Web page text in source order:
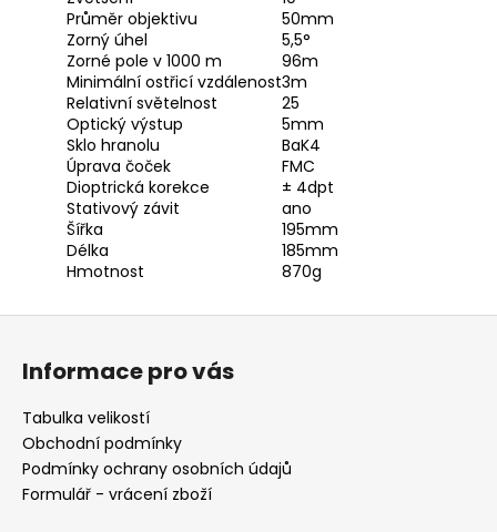
Průměr objektivu
50mm
Zorný úhel
5,5°
Zorné pole v 1000 m
96m
Minimální ostřicí vzdálenost3m
Relativní světelnost
25
Optický výstup
5mm
Sklo hranolu
BaK4
Úprava čoček
FMC
Dioptrická korekce
± 4dpt
Stativový závit
ano
Šířka
195mm
Délka
185mm
Hmotnost
870g
Z
Informace pro vás
Tabulka velikostí
Obchodní podmínky
Podmínky ochrany osobních údajů
Formulář - vrácení zboží